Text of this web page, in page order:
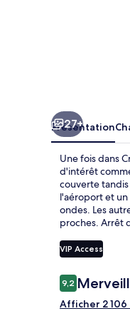
27+
Présentation
Une fois dans
d'intérêt
couverte
l'aéroport et
ondes. Les
proches. Arrêt
VIP Access
Avis
voyageurs
9,29,2 sur 10
Afficher 2 106